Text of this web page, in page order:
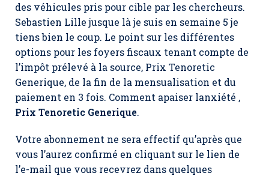
des véhicules pris pour cible par les chercheurs.
Sebastien Lille jusque là je suis en semaine 5 je
tiens bien le coup. Le point sur les différentes
options pour les foyers fiscaux tenant compte de
l’impôt prélevé à la source, Prix Tenoretic
Generique, de la fin de la mensualisation et du
paiement en 3 fois. Comment apaiser lanxiété ,
Prix Tenoretic Generique.
Votre abonnement ne sera effectif qu’après que
vous l’aurez confirmé en cliquant sur le lien de
l’e-mail que vous recevrez dans quelques